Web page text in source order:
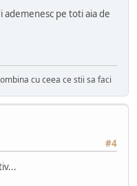
ademenesc pe toti aia de
cu ceea ce stii sa faci
#4